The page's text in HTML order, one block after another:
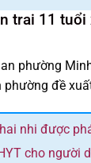
trai 11
phường
đề
nhi được
cho người